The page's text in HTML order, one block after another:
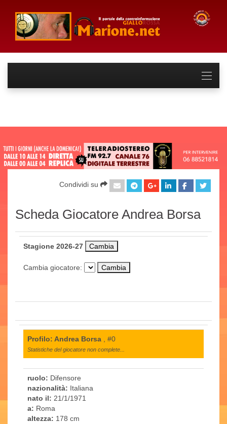
Condividi su
Scheda Giocatore Andrea Borsa
Stagione 2026-27
Cambia giocatore:
Profilo: Andrea Borsa , #0
Statistiche del giocatore non complete...
ruolo: Difensore
nazionalità: Italiana
nato il: 21/1/1971
a: Roma
altezza: 178 cm